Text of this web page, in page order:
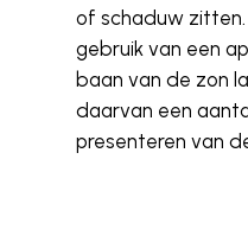
of schaduw
gebruik van een
baan van de zon
daarvan een
presenteren van